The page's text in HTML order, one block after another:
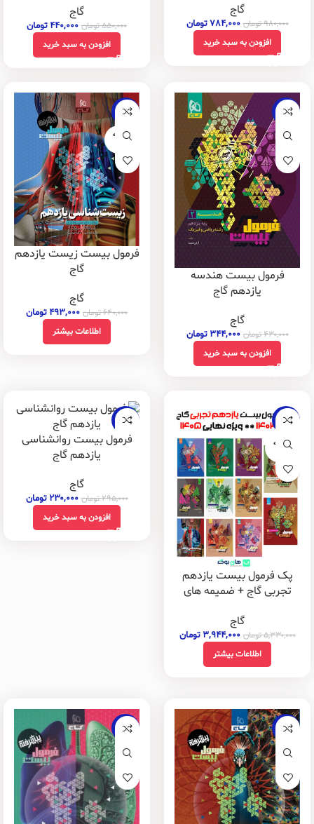
گاج
۹۸۰,۰۰۰تومان ۷۸۴,۰۰۰ تومان
افزودن به سبد خرید
گاج
۵۵۰,۰۰۰تومان ۴۴۰,۰۰۰ تومان
افزودن به سبد خرید
-20%
فرمول بیست هندسه
یازدهم گاج
گاج
۴۳۰,۰۰۰تومان ۳۴۴,۰۰۰ تومان
افزودن به سبد خرید
-23%
فروخته
فرمول بیست زیست یازدهم
گاج
گاج
۶۴۰,۰۰۰تومان ۴۹۳,۰۰۰ تومان
اطلاعات بیشتر
-26%
فروخته
پک فرمول بیست یازدهم
تجربی گاج + ضمیمه های
گاج
۵,۳۳۰,۰۰۰تومان ۳,۹۴۴,۰۰۰ تومان
اطلاعات بیشتر
-22%
فرمول بیست روانشناسی
یازدهم گاج
گاج
۲۹۵,۰۰۰تومان ۲۳۰,۰۰۰ تومان
افزودن به سبد خرید
-25%
-25%